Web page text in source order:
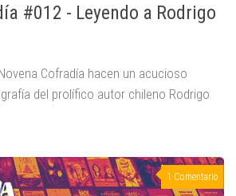
#012 - Leyendo a Rodrigo
Cofradía hacen un acucioso
del prolífico autor chileno Rodrigo
1 Comentario